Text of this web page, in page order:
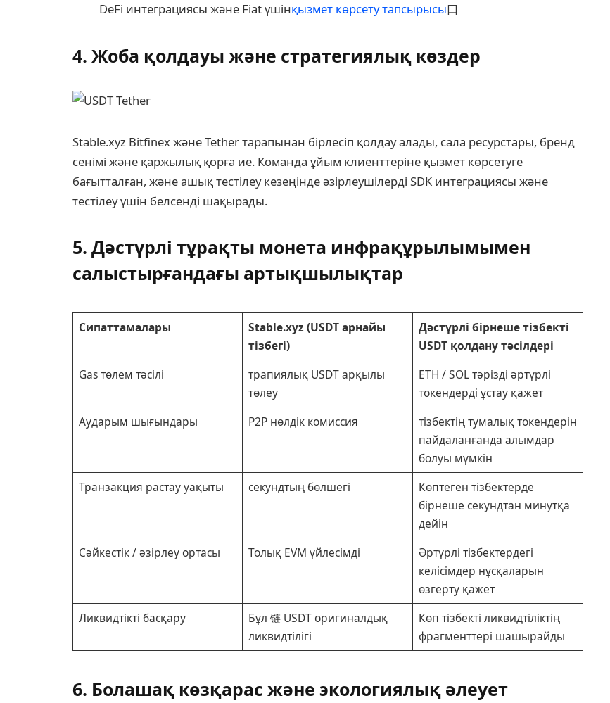
DeFi интеграциясы және Fiat үшінқызмет көрсету тапсырысы口
4. Жоба қолдауы және стратегиялық көздер
Stable.xyz Bitfinex және Tether тарапынан бірлесіп қолдау алады, сала ресурстары, бренд
сенімі және қаржылық қорға ие. Команда ұйым клиенттеріне қызмет көрсетуге
бағытталған, және ашық тестілеу кезеңінде әзірлеушілерді SDK интеграциясы және
тестілеу үшін белсенді шақырады.
5. Дәстүрлі тұрақты монета инфрақұрылымымен
салыстырғандағы артықшылықтар
Сипаттамалары
Stable.xyz (USDT арнайы
тізбегі)
Дәстүрлі бірнеше тізбекті
USDT қолдану тәсілдері
Gas төлем тәсілі
трапиялық USDT арқылы
төлеу
ETH / SOL тәрізді әртүрлі
токендерді ұстау қажет
Аударым шығындары
P2P нөлдік комиссия
тізбектің тумалық токендерін
пайдаланғанда алымдар
болуы мүмкін
Транзакция растау уақыты
секундтың бөлшегі
Көптеген тізбектерде
бірнеше секундтан минутқа
дейін
Сәйкестік / әзірлеу ортасы
Толық EVM үйлесімді
Әртүрлі тізбектердегі
келісімдер нұсқаларын
өзгерту қажет
Ликвидтікті басқару
Бұл 链 USDT оригиналдық
ликвидтілігі
Көп тізбекті ликвидтіліктің
фрагменттері шашырайды
6. Болашақ көзқарас және экологиялық әлеует